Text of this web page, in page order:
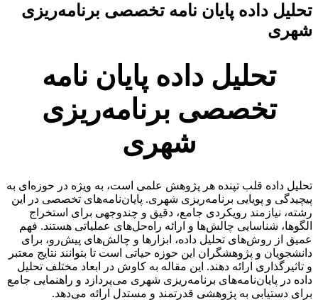
تحلیل داده پایان نامه تخصصی برنامه‌ریزی
شهری
تحلیل داده پایان نامه
تخصصی برنامه‌ریزی
شهری
تحلیل داده قلب تپنده هر پژوهش علمی است، به ویژه در حوزه‌ای به
پیچیدگی و پویایی برنامه‌ریزی شهری. پایان‌نامه‌های تخصصی در این
رشته، نیازمند رویکردی جامع، دقیق و چندوجهی برای استخراج
الگوها، شناسایی چالش‌ها و ارائه راه‌حل‌های عملیاتی هستند. فهم
عمیق از روش‌های تحلیل داده، ابزارها و چالش‌های پیش‌رو، برای
دانشجویان و پژوهشگران این حوزه حیاتی است تا بتوانند نتایج معتبر
و تاثیرگذاری ارائه دهند. این مقاله به کاوش در ابعاد مختلف تحلیل
داده در پایان‌نامه‌های برنامه‌ریزی شهری می‌پردازد و راهنمایی جامع
برای دستیابی به پژوهشی قدرتمند و مستدل ارائه می‌دهد.